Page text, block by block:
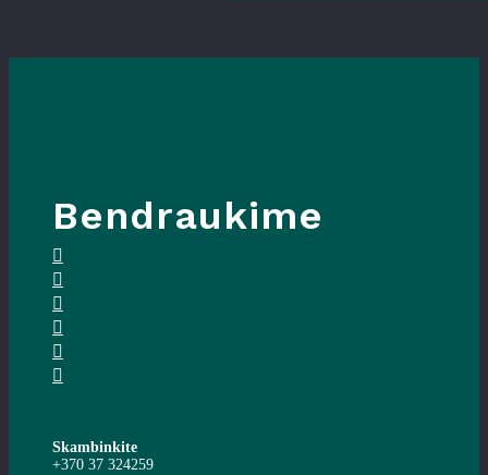
Bendraukime
Skambinkite
+370 37 324259